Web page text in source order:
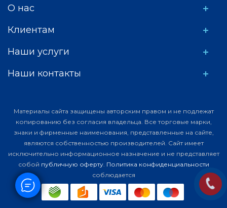
О нас
Клиентам
Наши услуги
Наши контакты
Материалы сайта защищены авторским правом и не подлежат
копированию без согласия владельца. Все торговые марки,
знаки и фирменные наименования, представленные на сайте,
являются собственностью производителей. Сайт имеет
исключительно информационное назначение и не представляет
собой публичную оферту. Политика конфиденциальности
соблюдается